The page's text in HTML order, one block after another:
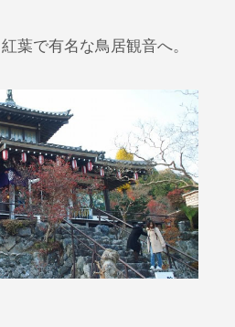
葉で有名な鳥居観音へ。